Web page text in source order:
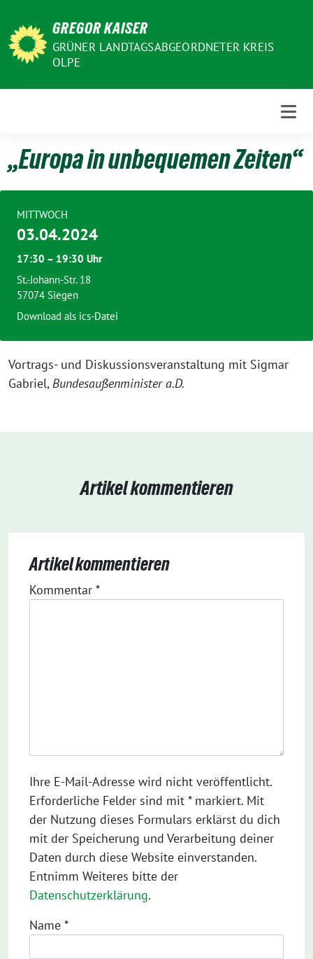
zum
Inhalt
GREGOR KAISER
GRÜNER LANDTAGSABGEORDNETER KREIS
OLPE
„Europa in unbequemen Zeiten“
Vortrags- und Diskussionsveranstaltung mit Sigmar
Gabriel,Bundesaußenminister a.D.
MITTWOCH
03.04.2024
17:30 – 19:30 Uhr
St.-Johann-Str. 18
57074 Siegen
Download als ics-Datei
Artikel kommentieren
Artikel kommentieren
Kommentar *
Ihre E-Mail-Adresse wird nicht veröffentlicht.
Erforderliche Felder sind mit * markiert. Mit
der Nutzung dieses Formulars erklärst du dich
mit der Speicherung und Verarbeitung deiner
Daten durch diese Website einverstanden.
Entnimm Weiteres bitte der
Datenschutzerklärung.
Name *